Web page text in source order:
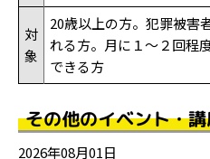
対
象
20歳以上の方。犯罪被害
れる方。月に１～２回程
できる方
その他のイベント・
2026年08月01日